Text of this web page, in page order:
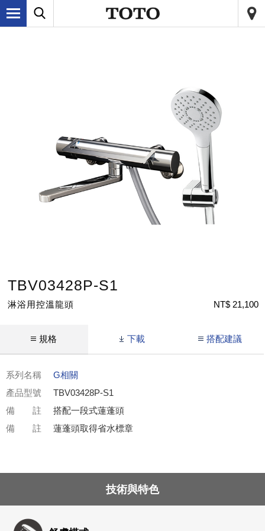
TBV03428P-S1
淋浴用控溫龍頭 NT$ 21,100
規格 下載 搭配建議
系列名稱
G相關
產品型號
TBV03428P-S1
備 註
搭配一段式蓮蓬頭
備 註
蓮蓬頭取得省水標章
技術與特色